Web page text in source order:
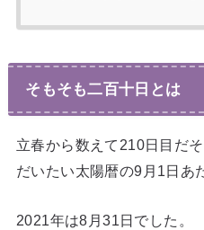
そもそも二百十日とは
立春から数えて210日目だそ
だいたい太陽暦の9月1日あ
2021年は8月31日でした。